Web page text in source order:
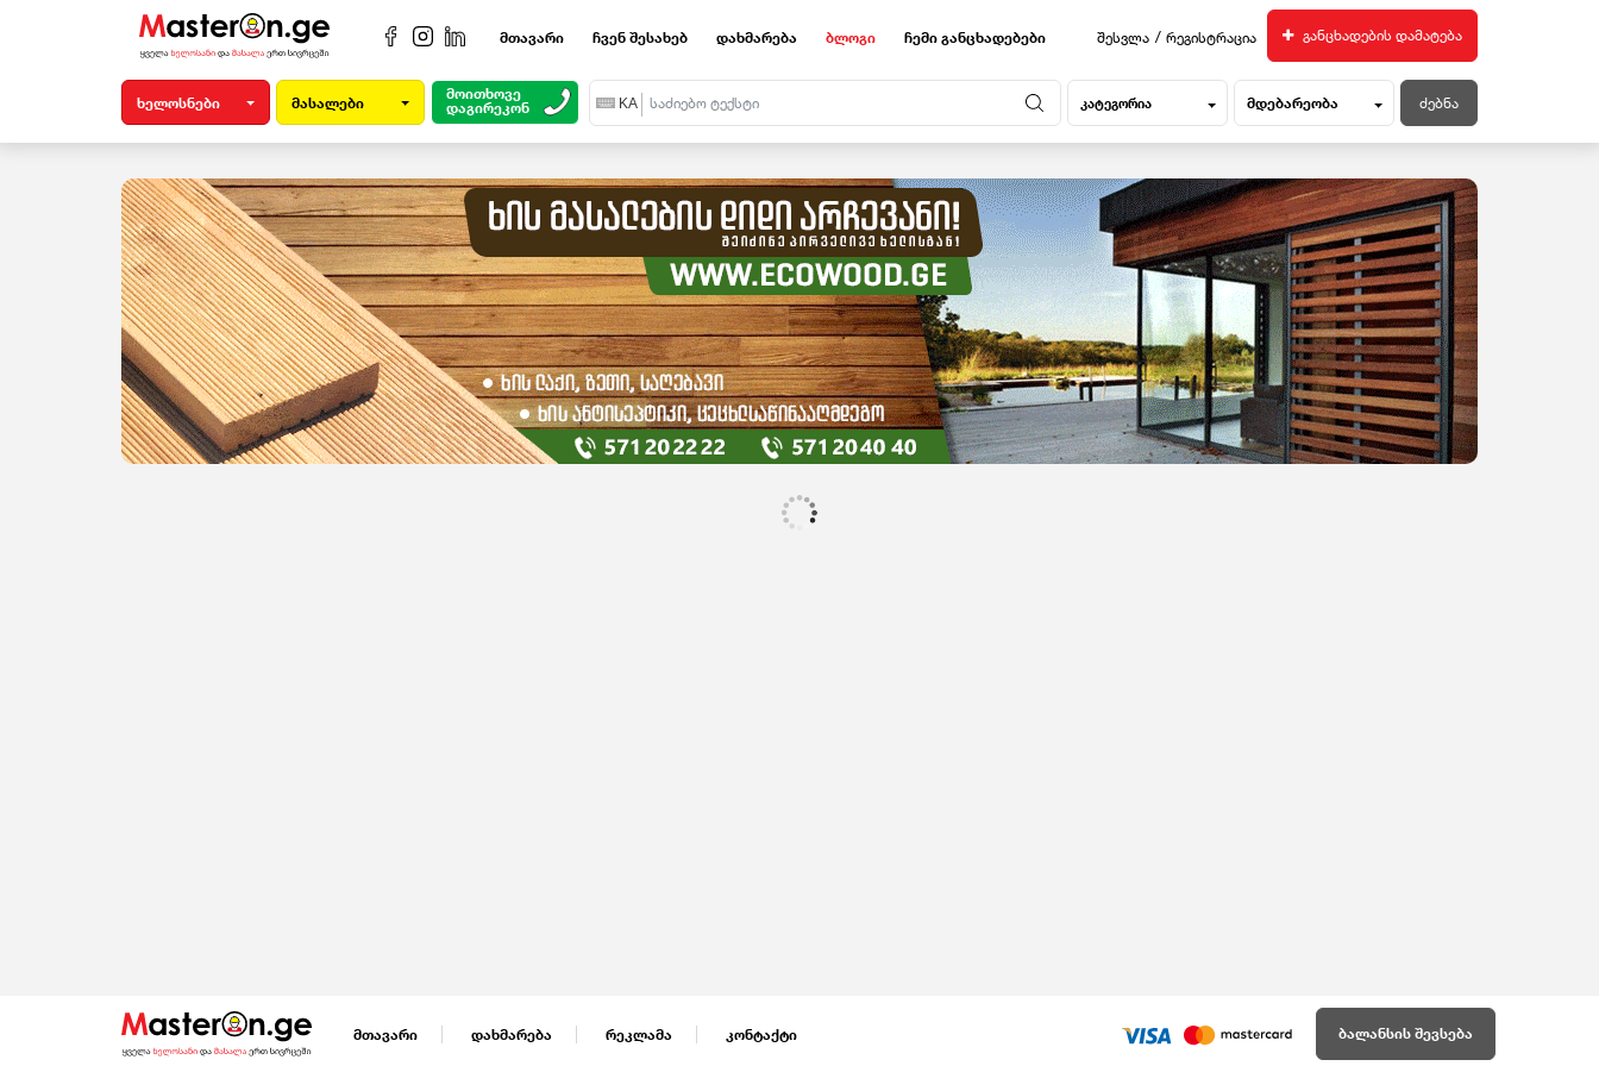
მთავარი ჩვენ შესახებ დახმარება ბლოგი ჩემი განცხადებები შესვლა / რეგისტრაცია განცხადების დამატება
ხელოსნები მასალები
მოითხოვე
დაგირეკონ
EN KA RU კატეგორია მდებარეობა
მთავარი დახმარება რეკლამა კონტაქტი ბალანსის შევსება